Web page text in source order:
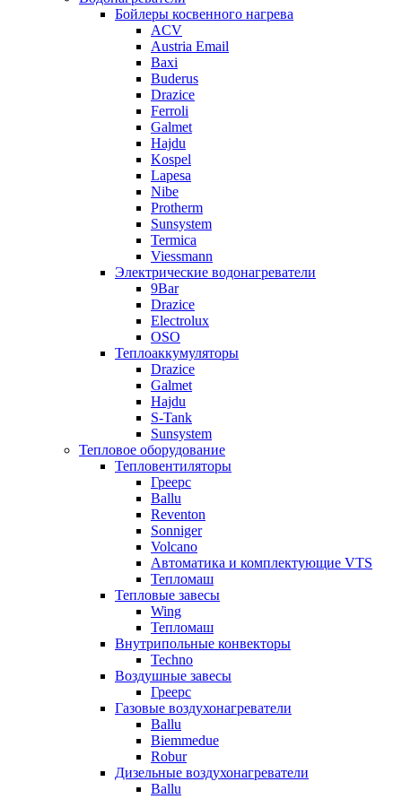
Бойлеры косвенного нагрева
ACV
Austria Email
Baxi
Buderus
Drazice
Ferroli
Galmet
Hajdu
Kospel
Lapesa
Nibe
Protherm
Sunsystem
Termica
Viessmann
Электрические водонагреватели
9Bar
Drazice
Electrolux
OSO
Теплоаккумуляторы
Drazice
Galmet
Hajdu
S-Tank
Sunsystem
Тепловое оборудование
Тепловентиляторы
Греерс
Ballu
Reventon
Sonniger
Volcano
Автоматика и комплектующие VTS
Тепломаш
Тепловые завесы
Wing
Тепломаш
Внутрипольные конвекторы
Techno
Воздушные завесы
Греерс
Газовые воздухонагреватели
Ballu
Biemmedue
Robur
Дизельные воздухонагреватели
Ballu